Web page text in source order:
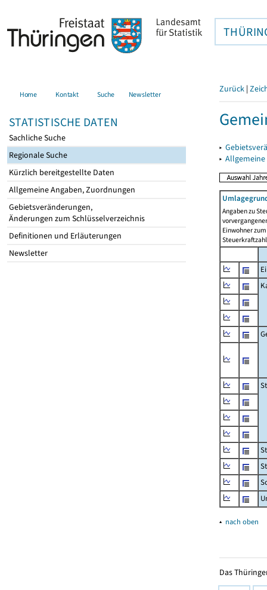
Home Kontakt Suche Newsletter
STATISTISCHE DATEN
Sachliche Suche
Regionale Suche
Kürzlich bereitgestellte Daten
Allgemeine Angaben, Zuordnungen
Gebietsveränderungen,
Änderungen zum Schlüsselverzeichnis
Definitionen und Erläuterungen
Newsletter
Zurück |
▸
▸
Angaben zu
Einwohner
▴ nach oben
Das